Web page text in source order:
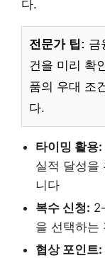
다.
전문가 팁: 금
건을 미리 확
품의 우대 조
다.
타이밍 활용:
실적 달성을
니다
복수 신청:
을 선택하는
협상 포인트: